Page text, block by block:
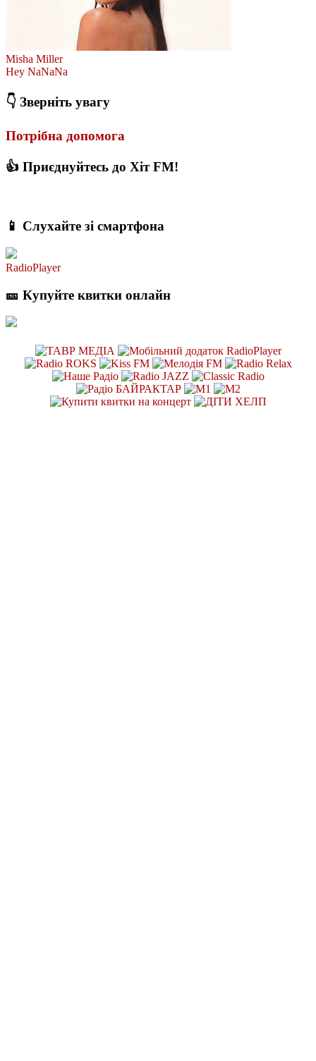
Misha Miller
Hey NaNaNa
👇 Зверніть увагу
Потрібна допомога
👍 Приєднуйтесь до Хіт FM!
📱 Слухайте зі смартфона
RadioPlayer
🎫 Купуйте квитки онлайн